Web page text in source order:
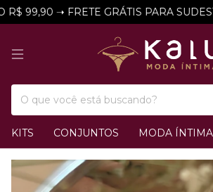
99,90 ➝ FRETE GRÁTIS PARA
KITS CONJUNTOS MODA ÍNTIMA